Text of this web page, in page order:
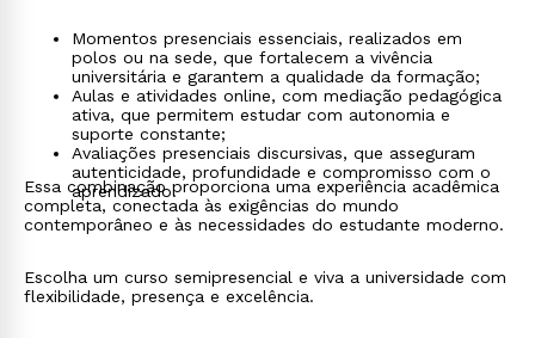
Momentos presenciais essenciais, realizados em
polos ou na sede, que fortalecem a vivência
universitária e garantem a qualidade da formação;
Aulas e atividades online, com mediação pedagógica
ativa, que permitem estudar com autonomia e
suporte constante;
Avaliações presenciais discursivas, que asseguram
autenticidade, profundidade e compromisso com o
aprendizado.
Essa combinação proporciona uma experiência acadêmica
completa, conectada às exigências do mundo
contemporâneo e às necessidades do estudante moderno.
Escolha um curso semipresencial e viva a universidade com
flexibilidade, presença e excelência.